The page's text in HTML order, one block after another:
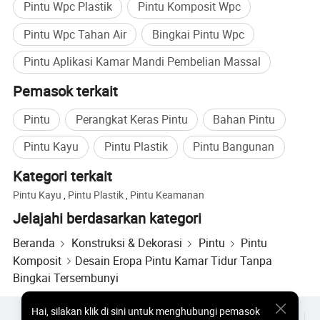
Pintu Wpc Plastik
Pintu Komposit Wpc
Pintu Wpc Tahan Air
Bingkai Pintu Wpc
Pintu Aplikasi Kamar Mandi Pembelian Massal
Pemasok terkait
Pintu Perangkat Keras Pintu
Bahan Pintu
Pintu Kayu
Pintu Plastik Pintu Bangunan
Kategori terkait
Pintu Kayu Pintu Plastik Pintu Keamanan
Jelajahi berdasarkan kategori
Beranda Konstruksi & Dekorasi Pintu
Pintu
Komposit
Desain Eropa Pintu Kamar Tidur Tanpa
Bingkai Tersembunyi
Hai,silakan klik di sini untuk menghubungi pemasok